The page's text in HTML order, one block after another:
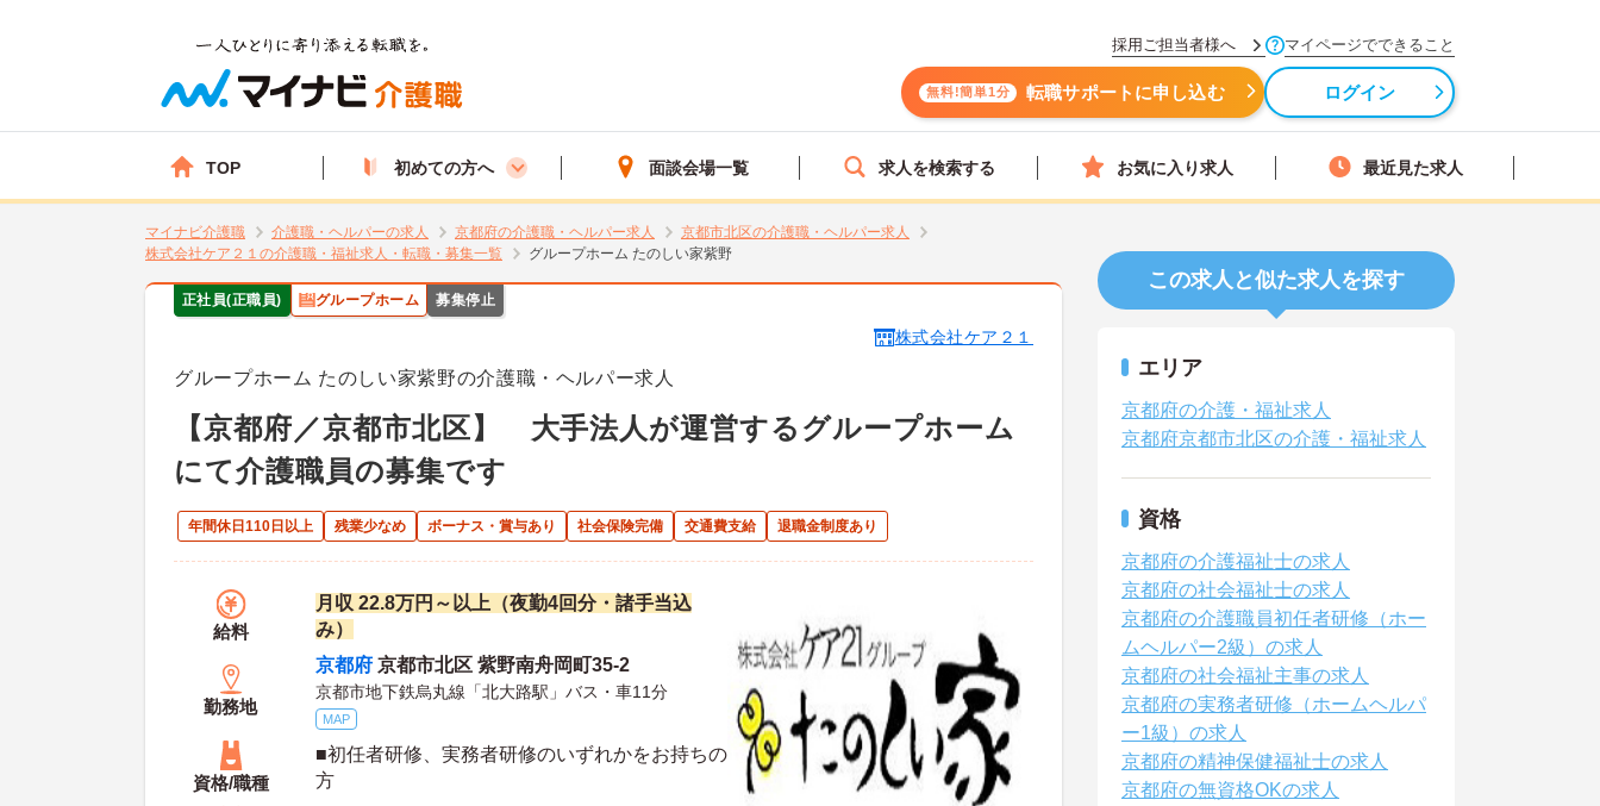
採用ご担当者様へ マイページでできること
無料!簡単1分 転職サポートに申し込む ログイン
TOP 初めての方へ 面談会場一覧 求人を検索する お気に入り求人 最近見た求人
マイナビ介護職 介護職・ヘルパーの求人 京都府の介護職・ヘルパー求人
京都市北区の介護職・ヘルパー求人
株式会社ケア２１の介護職・福祉求人・転職・募集一覧
グループホーム たのしい家紫野
正社員(正職員) グループホーム 募集停止
株式会社ケア２１
グループホーム たのしい家紫野の介護職・ヘルパー求人
【京都府／京都市北区】 大手法人が運営するグループホーム
にて介護職員の募集です
年間休日110日以上 残業少なめ ボーナス・賞与あり 社会保険完備 交通費支給 退職金制度あり
給料
月収 22.8万円～以上（夜勤4回分・諸手当込
み）
勤務地
京都府 京都市北区 紫野南舟岡町35-2
京都市地下鉄烏丸線「北大路駅」バス・車11分
MAP
資格/職種
■初任者研修、実務者研修のいずれかをお持ちの
方
この求人と似た求人を探す
エリア
京都府の介護・福祉求人
京都府京都市北区の介護・福祉求人
資格
京都府の介護福祉士の求人
京都府の社会福祉士の求人
京都府の介護職員初任者研修（ホー
ムヘルパー2級）の求人
京都府の社会福祉主事の求人
京都府の実務者研修（ホームヘルパ
ー1級）の求人
京都府の精神保健福祉士の求人
京都府の無資格OKの求人